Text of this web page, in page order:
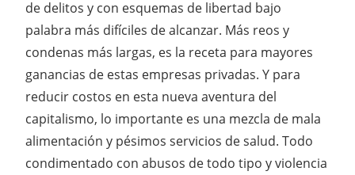
de delitos y con esquemas de libertad bajo
palabra más difíciles de alcanzar. Más reos y
condenas más largas, es la receta para mayores
ganancias de estas empresas privadas. Y para
reducir costos en esta nueva aventura del
capitalismo, lo importante es una mezcla de mala
alimentación y pésimos servicios de salud. Todo
condimentado con abusos de todo tipo y violencia